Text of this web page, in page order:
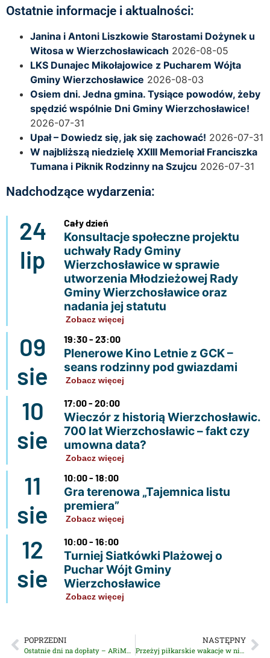
Ostatnie informacje i aktualności:
Janina i Antoni Liszkowie Starostami Dożynek u
Witosa w Wierzchosławicach 2026-08-05
LKS Dunajec Mikołajowice z Pucharem Wójta
Gminy Wierzchosławice 2026-08-03
Osiem dni. Jedna gmina. Tysiące powodów, żeby
spędzić wspólnie Dni Gminy Wierzchosławice!
2026-07-31
Upał – Dowiedz się, jak się zachować! 2026-07-31
W najbliższą niedzielę XXIII Memoriał Franciszka
Tumana i Piknik Rodzinny na Szujcu 2026-07-31
Nadchodzące wydarzenia:
24
lip
Cały dzień
Konsultacje społeczne projektu
uchwały Rady Gminy
Wierzchosławice w sprawie
utworzenia Młodzieżowej Rady
Gminy Wierzchosławice oraz
nadania jej statutu
Zobacz więcej
09
sie
19:30 - 23:00
Plenerowe Kino Letnie z GCK –
seans rodzinny pod gwiazdami
Zobacz więcej
10
sie
17:00 - 20:00
Wieczór z historią Wierzchosławic.
700 lat Wierzchosławic – fakt czy
umowna data?
Zobacz więcej
11
sie
10:00 - 18:00
Gra terenowa „Tajemnica listu
premiera”
Zobacz więcej
12
sie
10:00 - 16:00
Turniej Siatkówki Plażowej o
Puchar Wójt Gminy
Wierzchosławice
Zobacz więcej
POPRZEDNI NASTĘPNY